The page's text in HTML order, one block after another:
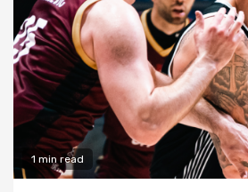
1 min read